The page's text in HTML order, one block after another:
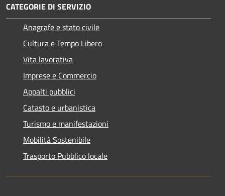
CATEGORIE DI SERVIZIO
Anagrafe e stato civile
Cultura e Tempo Libero
Vita lavorativa
Imprese e Commercio
Appalti pubblici
Catasto e urbanistica
Turismo e manifestazioni
Mobilità Sostenibile
Trasporto Pubblico locale